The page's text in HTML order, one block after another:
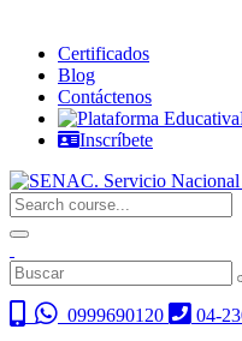
Certificados
Blog
Contáctenos
Inscríbete
0999690120
04-